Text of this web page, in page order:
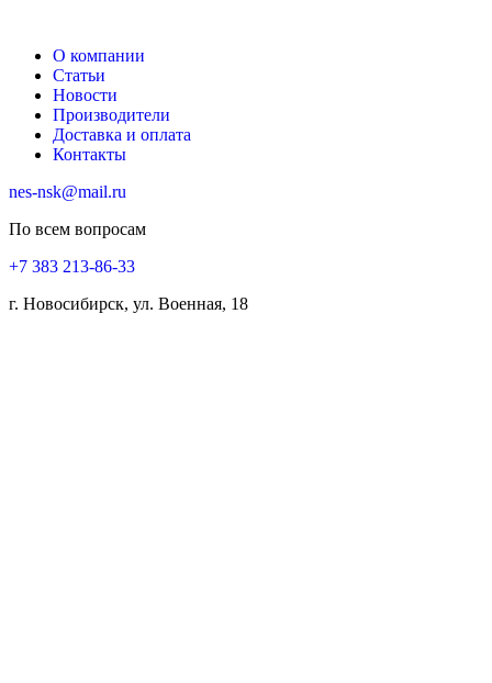
О компании
Статьи
Новости
Производители
Доставка и оплата
Контакты
nes-nsk@mail.ru
По всем вопросам
+7 383 213-86-33
г. Новосибирск, ул. Военная, 18